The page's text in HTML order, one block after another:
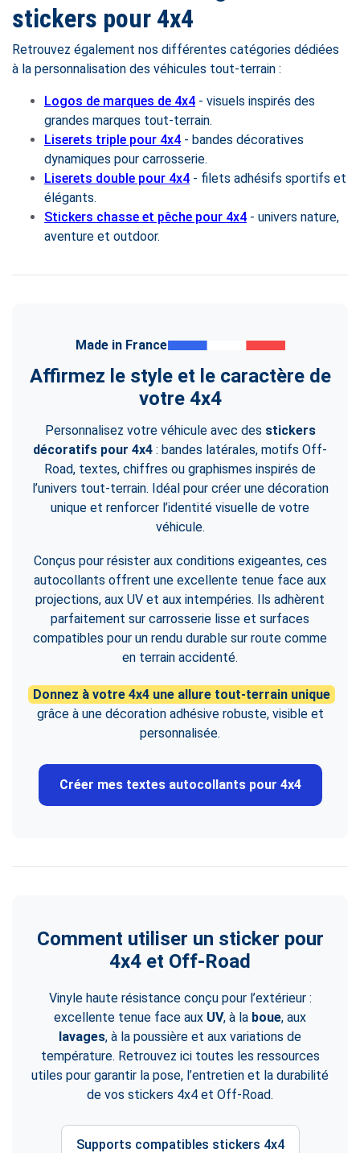
stickers pour 4x4
Retrouvez également nos différentes catégories dédiées
à la personnalisation des véhicules tout-terrain :
Logos de marques de 4x4 - visuels inspirés des
grandes marques tout-terrain.
Liserets triple pour 4x4 - bandes décoratives
dynamiques pour carrosserie.
Liserets double pour 4x4 - filets adhésifs sportifs et
élégants.
Stickers chasse et pêche pour 4x4 - univers nature,
aventure et outdoor.
Made in France
Affirmez le style et le caractère de
votre 4x4
Personnalisez votre véhicule avec des stickers
décoratifs pour 4x4 : bandes latérales, motifs Off-
Road, textes, chiffres ou graphismes inspirés de
l’univers tout-terrain. Idéal pour créer une décoration
unique et renforcer l’identité visuelle de votre
véhicule.
Conçus pour résister aux conditions exigeantes, ces
autocollants offrent une excellente tenue face aux
projections, aux UV et aux intempéries. Ils adhèrent
parfaitement sur carrosserie lisse et surfaces
compatibles pour un rendu durable sur route comme
en terrain accidenté.
Donnez à votre 4x4 une allure tout-terrain unique
grâce à une décoration adhésive robuste, visible et
personnalisée.
Créer mes textes autocollants pour 4x4
Comment utiliser un sticker pour
4x4 et Off-Road
Vinyle haute résistance conçu pour l’extérieur :
excellente tenue face aux UV, à la boue, aux
lavages, à la poussière et aux variations de
température. Retrouvez ici toutes les ressources
utiles pour garantir la pose, l’entretien et la durabilité
de vos stickers 4x4 et Off-Road.
Supports compatibles stickers 4x4